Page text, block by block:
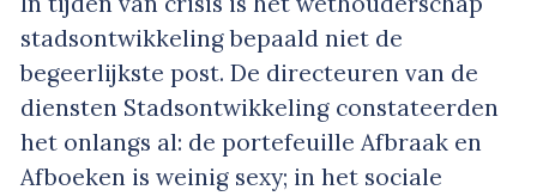
stadsontwikkeling bepaald niet de
begeerlijkste post. De directeuren van de
diensten Stadsontwikkeling constateerden
het onlangs al: de portefeuille Afbraak en
Afboeken is weinig sexy; in het sociale